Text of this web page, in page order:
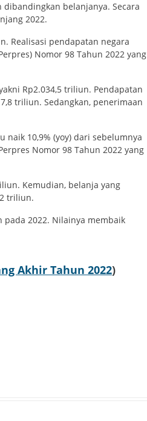
belanjanya. Secara
2022.
Realisasi pendapatan negara
Nomor 98 Tahun 2022 yang
Rp2.034,5 triliun. Pendapatan
triliun. Sedangkan, penerimaan
naik 10,9% (yoy) dari sebelumnya
Nomor 98 Tahun 2022 yang
Kemudian, belanja yang
triliun.
2022. Nilainya membaik
Akhir Tahun 2022)